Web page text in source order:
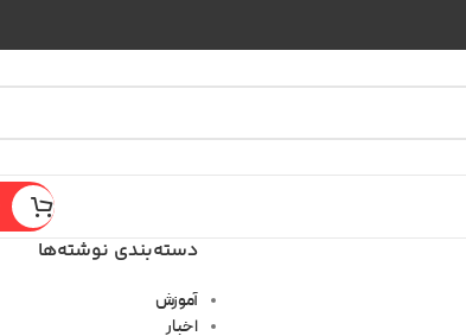
دسته‌بندی نوشته‌ها
آموزش
اخبار